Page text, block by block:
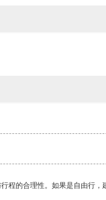
的合理性。如果是自由行